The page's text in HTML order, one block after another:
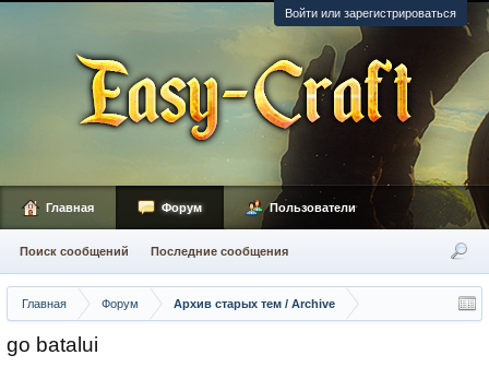
Войти или зарегистрироваться
Главная Форум Архив старых тем / Archive
go batalui
Главная Форум
Поиск сообщений Последние сообщения
Пользователи